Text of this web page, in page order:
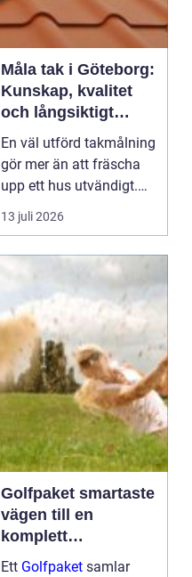
Måla tak i Göteborg:
Kunskap, kvalitet
och långsiktigt
skydd vid
takmålning i
Göteborg
En väl utförd takmålning
gör mer än att fräscha
upp ett hus utvändigt.
Den förlänger takets
livslängd, skyddar mot
spara stora pengar på
sikt. I en kuststad som
Göteb...
13 juli 2026
Golfpaket smartaste
vägen till en
komplett
golfupplevelse
Ett Golfpaket samlar